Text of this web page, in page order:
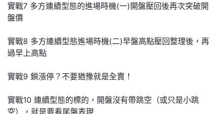
實戰7 多方連續型態的進場時機(一)開盤壓回後再次突破開
盤價
實戰8 多方連續型態進場時機(二)早盤高點壓回整理後，再
過早上高點
實戰9 鎖漲停？不要猶豫就是全賣！
實戰10 連續型態的標的，開盤沒有帶跳空（或只是小跳
空），就是要看尾盤表現